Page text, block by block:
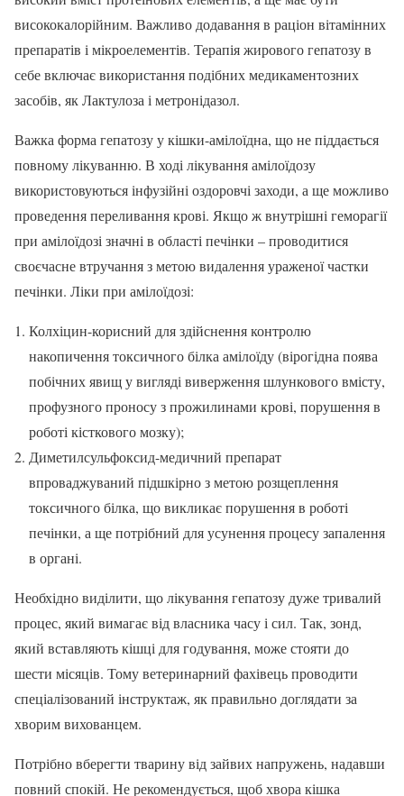
висококалорійним. Важливо додавання в раціон вітамінних
препаратів і мікроелементів. Терапія жирового гепатозу в
себе включає використання подібних медикаментозних
засобів, як Лактулоза і метронідазол.
Важка форма гепатозу у кішки-амілоїдна, що не піддається
повному лікуванню. В ході лікування амілоїдозу
використовуються інфузійні оздоровчі заходи, а ще можливо
проведення переливання крові. Якщо ж внутрішні геморагії
при амілоїдозі значні в області печінки – проводитися
своєчасне втручання з метою видалення ураженої частки
печінки. Ліки при амілоїдозі:
Колхіцин-корисний для здійснення контролю
накопичення токсичного білка амілоїду (вірогідна поява
побічних явищ у вигляді виверження шлункового вмісту,
профузного проносу з прожилинами крові, порушення в
роботі кісткового мозку);
Диметилсульфоксид-медичний препарат
впроваджуваний підшкірно з метою розщеплення
токсичного білка, що викликає порушення в роботі
печінки, а ще потрібний для усунення процесу запалення
в органі.
Необхідно виділити, що лікування гепатозу дуже тривалий
процес, який вимагає від власника часу і сил. Так, зонд,
який вставляють кішці для годування, може стояти до
шести місяців. Тому ветеринарний фахівець проводити
спеціалізований інструктаж, як правильно доглядати за
хворим вихованцем.
Потрібно вберегти тварину від зайвих напружень, надавши
повний спокій. Не рекомендується, щоб хвора кішка